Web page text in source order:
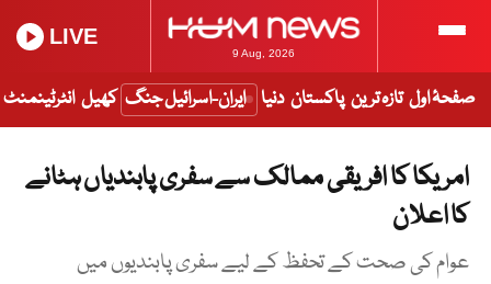
9 Aug, 2026
LIVE
صفحۂ اول تازہ ترین پاکستان دنیا ایران-اسرائیل جنگ کھیل انٹرٹینمنٹ
امریکا کا افریقی ممالک سے سفری پابندیاں ہٹانے
کا اعلان
عوام کی صحت کے تحفظ کے لیے سفری پابندیوں میں